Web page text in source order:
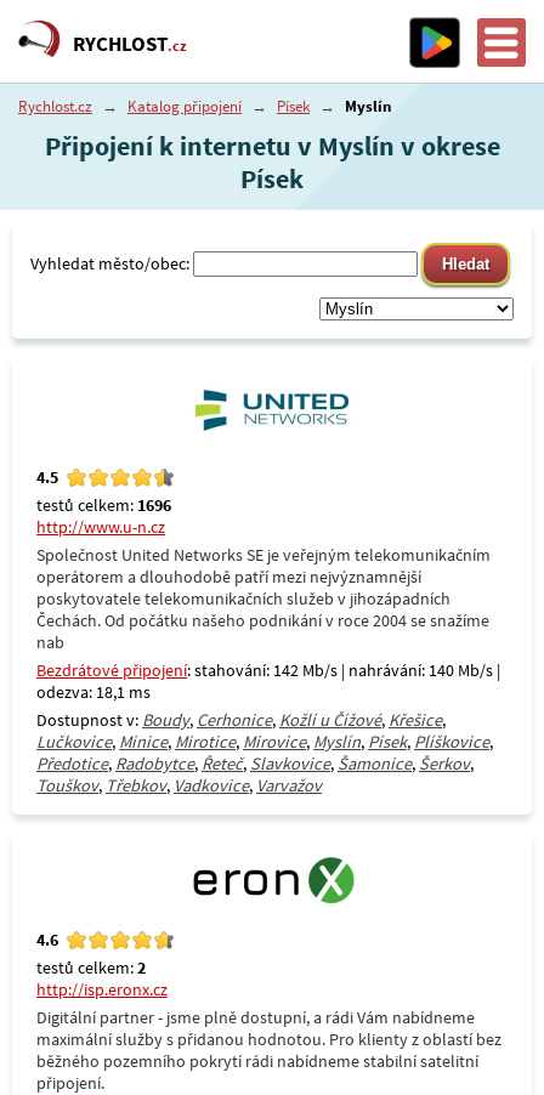
RYCHLOST.cz
Rychlost.cz → Katalog připojení → Písek → Myslín
Připojení k internetu v Myslín v okrese
Písek
Vyhledat město/obec:
4.5
testů celkem: 1696
http://www.u-n.cz
Společnost United Networks SE je veřejným telekomunikačním
operátorem a dlouhodobě patří mezi nejvýznamnější
poskytovatele telekomunikačních služeb v jihozápadních
Čechách. Od počátku našeho podnikání v roce 2004 se snažíme
nab
Bezdrátové připojení: stahování: 142 Mb/s | nahrávání: 140 Mb/s |
odezva: 18,1 ms
Dostupnost v: Boudy, Cerhonice, Kožlí u Čížové, Křešice,
Lučkovice, Minice, Mirotice, Mirovice, Myslín, Písek, Plíškovice,
Předotice, Radobytce, Řeteč, Slavkovice, Šamonice, Šerkov,
Touškov, Třebkov, Vadkovice, Varvažov
4.6
testů celkem:2
http://isp.eronx.cz
Digitální partner - jsme plně dostupní, a rádi Vám nabídneme
maximální služby s přidanou hodnotou. Pro klienty z oblastí bez
běžného pozemního pokrytí rádi nabídneme stabilní satelitní
připojení.